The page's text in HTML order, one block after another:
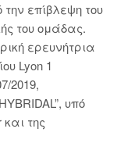
την επίβλεψη του
του ομάδας.
ερευνήτρια
Lyon 1
2019,
υπό
της